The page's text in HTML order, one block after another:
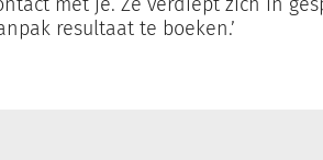
resultaat te boeken.’